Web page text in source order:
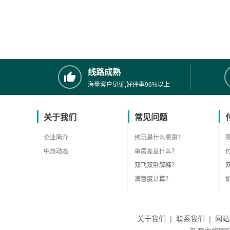
线路成熟
海量客户见证,好评率96%以上
关于我们
企业简介
中旅动态
常见问题
纯玩是什么意思？
单房差是什么？
双飞双卧解释？
满意度计算？
关于我们 | 联系我们 | 网